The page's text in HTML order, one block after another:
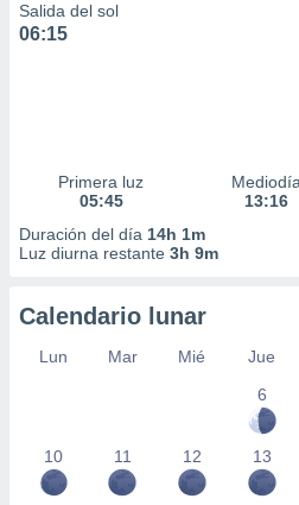
Salida del sol
06:15
Primera luz
05:45
Mediodía
13:16
Duración del día 14h 1m
Luz diurna restante 3h 9m
Calendario lunar
Lun Mar Mié Jue
6
10 11 12 13